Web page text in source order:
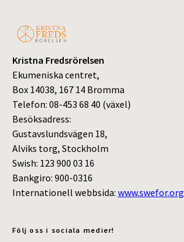
Kristna Fredsrörelsen
Ekumeniska centret,
Box 14038, 167 14 Bromma
Telefon: 08-453 68 40 (växel)
Besöksadress:
Gustavslundsvägen 18,
Alviks torg, Stockholm
Swish: 123 900 03 16
Bankgiro: 900-0316
Internationell webbsida: www.swefor.org
Följ oss i sociala medier!